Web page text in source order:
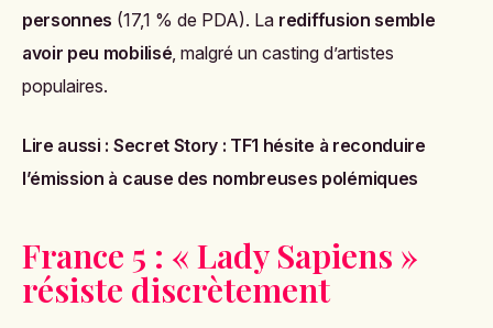
personnes (17,1 % de PDA). La rediffusion semble
avoir peu mobilisé, malgré un casting d’artistes
populaires.
Lire aussi : Secret Story : TF1 hésite à reconduire
l’émission à cause des nombreuses polémiques
France 5 : « Lady Sapiens »
résiste discrètement